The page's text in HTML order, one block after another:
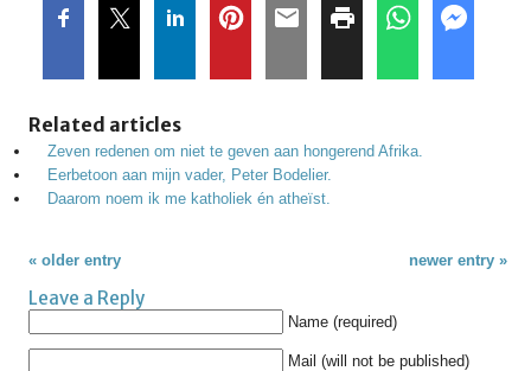
Related articles
Zeven redenen om niet te geven aan hongerend Afrika.
Eerbetoon aan mijn vader, Peter Bodelier.
Daarom noem ik me katholiek én atheïst.
« older entry newer entry »
Leave a Reply
Name (required)
Mail (will not be published)